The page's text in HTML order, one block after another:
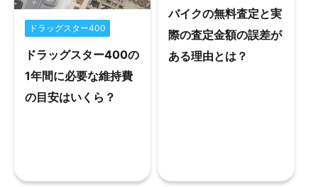
ドラッグスター400
ドラッグスター400の
1年間に必要な維持費
の目安はいくら？
バイクの無料査定と実
際の査定金額の誤差が
ある理由とは？